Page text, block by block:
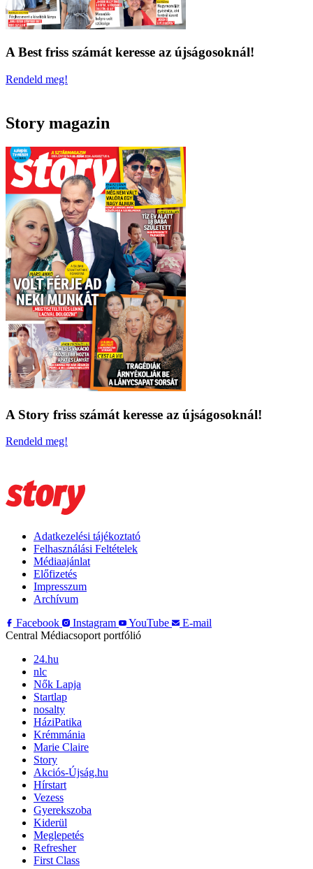
A Best friss számát keresse az újságosoknál!
Rendeld meg!
Story magazin
A Story friss számát keresse az újságosoknál!
Rendeld meg!
Adatkezelési tájékoztató
Felhasználási Feltételek
Médiaajánlat
Előfizetés
Impresszum
Archívum
Facebook
Instagram YouTube
E-mail
Central Médiacsoport portfólió
24.hu
nlc
Nők Lapja
Startlap
nosalty
HáziPatika
Krémmánia
Marie Claire
Story
Akciós-Újság.hu
Hírstart
Vezess
Gyerekszoba
Kiderül
Meglepetés
Refresher
First Class